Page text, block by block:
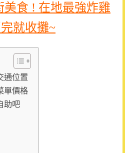
美食 ! 在地最強炸雞
就收攤~
通位置
單價格
助吧